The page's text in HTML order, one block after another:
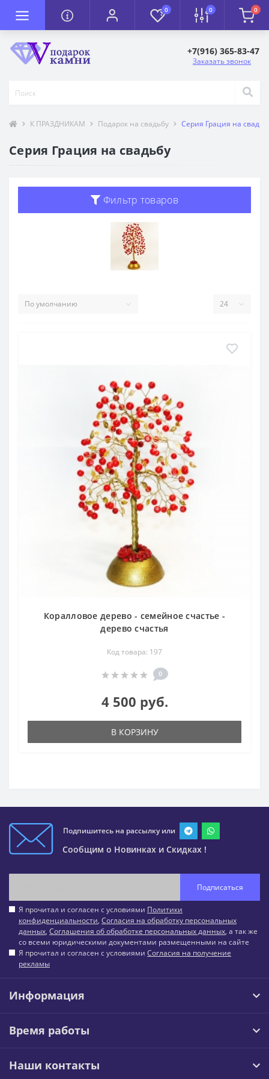
0 0 0
+7(916) 365-83-47
Заказать звонок
К ПРАЗДНИКАМ Подарок на свадьбу Серия Грация на
Серия Грация на свадьбу
Фильтр товаров
Коралловое дерево - семейное счастье -
дерево счастья
Код товара: 197
0
4 500 руб.
В КОРЗИНУ
Подпишитесь на рассылку или
Сообщим о Новинках и Скидках !
Подписаться
Я прочитал и согласен с условиями Политики
конфиденциальности, Согласия на обработку персональных
данных, Соглашения об обработке персональных данных, а так же
со всеми юридическими документами размещенными на сайте
Я прочитал и согласен с условиями Согласия на получение
рекламы
Информация
Время работы
Наши контакты